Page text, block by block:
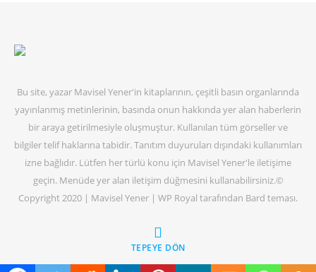
Bu site, yazar Mavisel Yener'in kitaplarının, çeşitli basın organlarında
yayınlanmış metinlerinin, basında onun hakkında yer alan haberlerin
bir araya getirilmesiyle oluşmuştur. Kullanılan tüm görseller ve
bilgiler telif haklarına tabidir. Tanıtım duyuruları dışındaki kullanımları
izne bağlıdır. Lütfen her türlü konu için Mavisel Yener'le iletişime
geçin. Menüde yer alan iletişim düğmesini kullanabilirsiniz.©
Copyright 2020 | Mavisel Yener | WP Royal tarafından Bard teması.
TEPEYE DÖN